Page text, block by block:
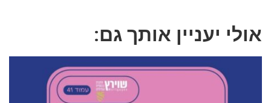
אולי יעניין אותך גם: